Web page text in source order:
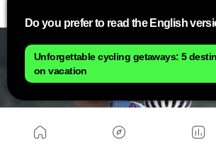
Do you prefer to read the English
Unforgettable cycling getaways: 5
on vacation